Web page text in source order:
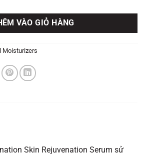
₫.là:
2.950.000 ₫.
VÀO GIỎ HÀNG
Moisturizers
Skin Rejuvenation Serum sử